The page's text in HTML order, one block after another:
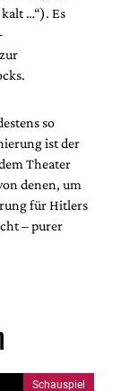
…“). Es
so
ist der
Theater
denen, um
für Hitlers
– purer
Schauspiel